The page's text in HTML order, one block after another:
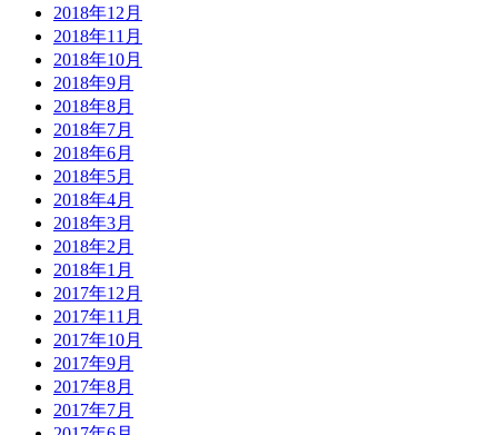
2018年12月
2018年11月
2018年10月
2018年9月
2018年8月
2018年7月
2018年6月
2018年5月
2018年4月
2018年3月
2018年2月
2018年1月
2017年12月
2017年11月
2017年10月
2017年9月
2017年8月
2017年7月